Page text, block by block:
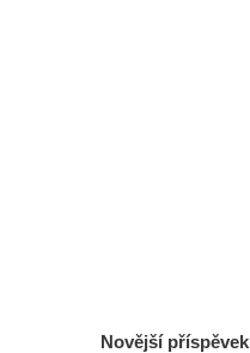
Novější příspěvek